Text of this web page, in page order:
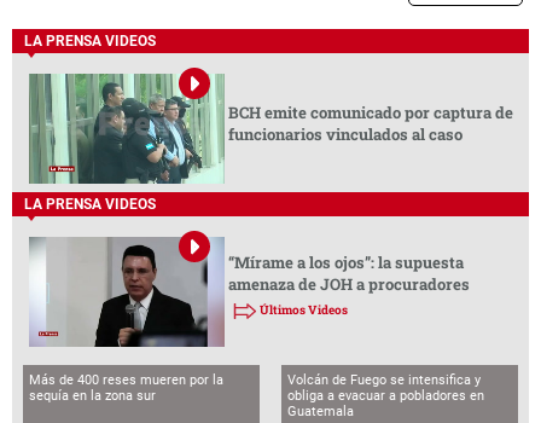
LA PRENSA VIDEOS
BCH emite comunicado por captura de
funcionarios vinculados al caso
LA PRENSA VIDEOS
“Mírame a los ojos”: la supuesta
amenaza de JOH a procuradores
Últimos Videos
Más de 400 reses mueren por la
sequía en la zona sur
Volcán de Fuego se intensifica y
obliga a evacuar a pobladores en
Guatemala